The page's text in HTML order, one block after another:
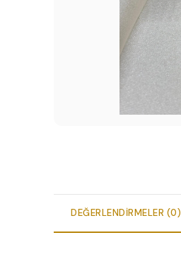
DEĞERLENDIRMELER (0)